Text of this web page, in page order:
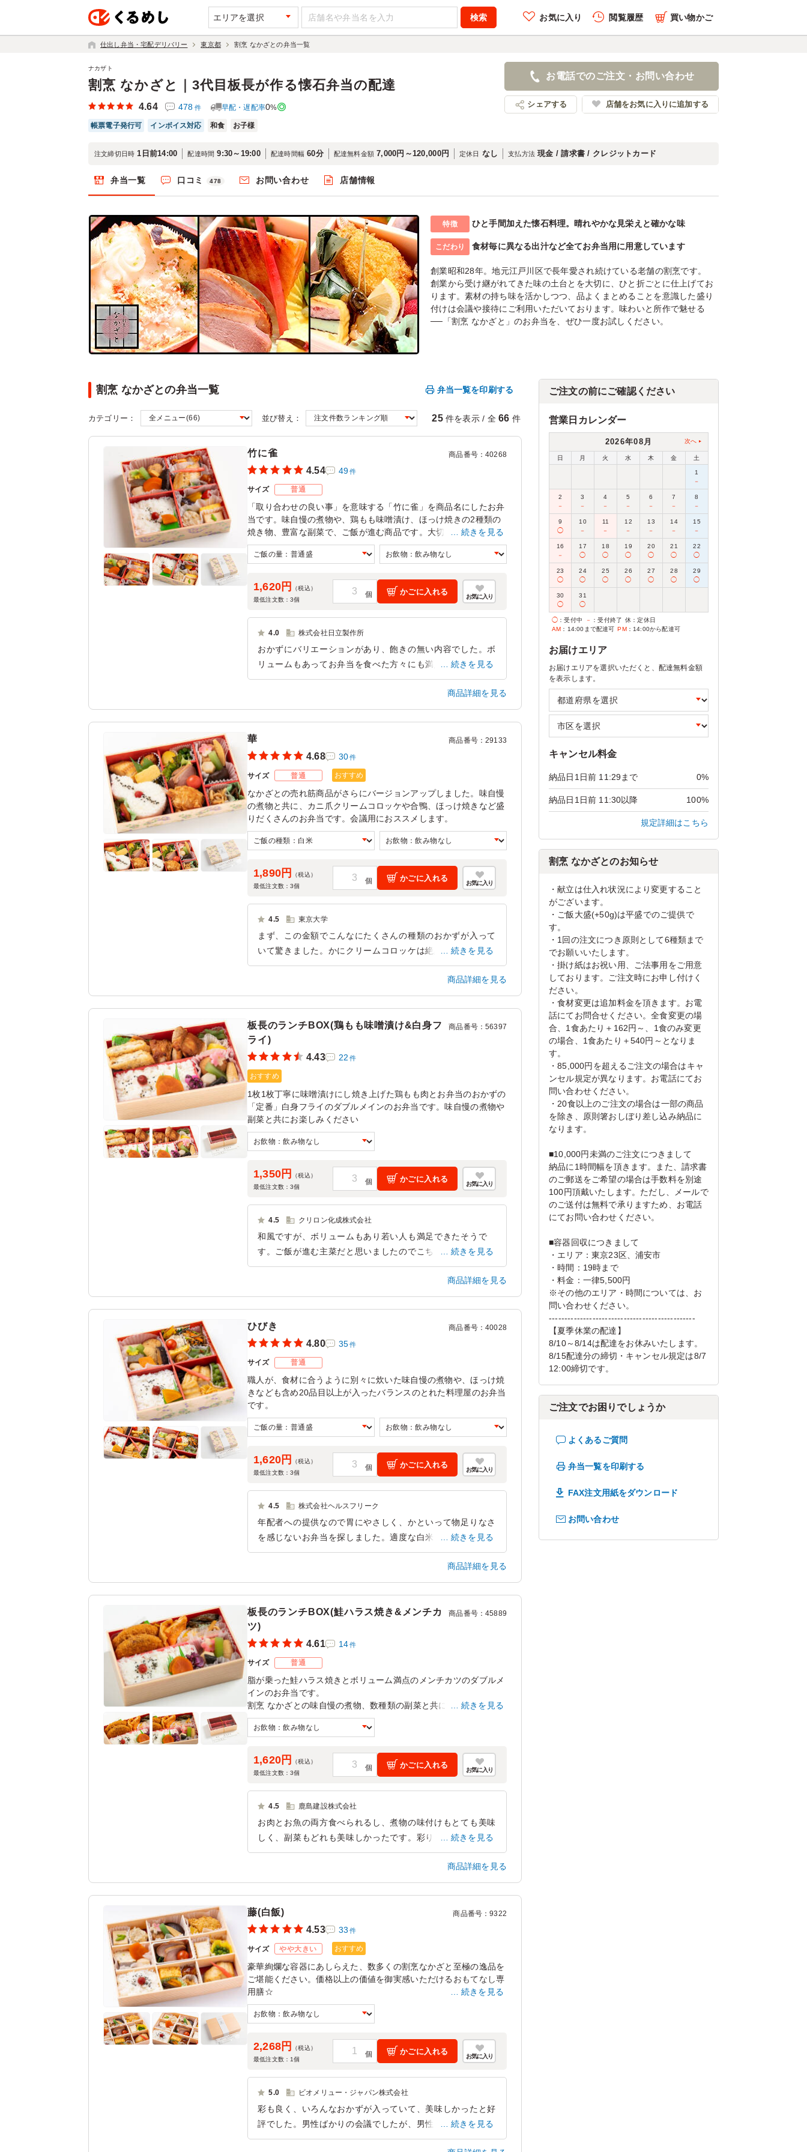
エリアを選択 お気に入り 閲覧履歴 買い物かご
仕出し弁当・宅配デリバリー 東京都 割烹 なかざとの弁当一覧
割烹 なかざと｜3代目板長が作る懐石弁当の配達
ナカザト
4.64 478 件 早配・遅配率0%
帳票電子発行可 インボイス対応 和食 お子様
お電話でのご注文・お問い合わせ
シェアする 店舗をお気に入りに追加する
注文締切日時 1日前14:00 配達時間 9:30～19:00 配達時間幅 60分 配達無料金額 7,000円～120,000円 定休日 なし 支払方法 現金 / 請求書 / クレジットカード
弁当一覧 口コミ 478 お問い合わせ 店舗情報
特徴 ひと手間加えた懐石料理。晴れやかな見栄えと確かな味
こだわり 食材毎に異なる出汁など全てお弁当用に用意しています
創業昭和28年。地元江戸川区で長年愛され続けている老舗の割烹です。
創業から受け継がれてきた味の土台とを大切に、ひと折ごとに仕上げてお
ります。素材の持ち味を活かしつつ、品よくまとめることを意識した盛り
付けは会議や接待にご利用いただいております。味わいと所作で魅せる
──「割烹 なかざと」のお弁当を、ぜひ一度お試しください。
割烹 なかざとの弁当一覧 弁当一覧を印刷する
カテゴリー： 並び替え： 25 件を表示 / 全 66 件
竹に雀 商品番号：40268
4.54 49件
サイズ 普通
「取り合わせの良い事」を意味する「竹に雀」を商品名にしたお弁
当です。味自慢の煮物や、鶏もも味噌漬け、ほっけ焼きの2種類の
焼き物、豊富な副菜で、ご飯が進む商品です。大切な会議や会合に
お勧めします。
続きを見る
1,620円
（税込）
最低注文数：3個
かごに入れる
お気に入り
4.0 株式会社日立製作所
おかずにバリエーションがあり、飽きの無い内容でした。ボ
リュームもあってお弁当を食べた方々にも満足いただいたと
思います。ただ、、、シュウマイ用に添えられていたお醤油
の量が一個のシュウマイに対して多いようにも感じました。
お魚の形をした醤油入れくらいでちょうどよいかも、と昭和
的発想ですが、そう思いました。
東京都品川区南大井2025/02/25
続きを見る
商品詳細を見る
華 商品番号：29133
4.68 30件
サイズ 普通 おすすめ
なかざとの売れ筋商品がさらにバージョンアップしました。味自慢
の煮物と共に、カニ爪クリームコロッケや合鴨、ほっけ焼きなど盛
りだくさんのお弁当です。会議用におススメします。
1,890円
（税込）
最低注文数：3個
かごに入れる
お気に入り
4.5 東京大学
まず、この金額でこんなにたくさんの種類のおかずが入って
いて驚きました。かにクリームコロッケは絶品で、お弁当な
のに衣がサクサクして中身のカニクリームは美味しく、また
合鴨辛子風味はお弁当には珍しいのではないかと思いながら
美味しくいただきました。たまたま役員だけのテーブルで召
し上がっていた方が、これは役員用の特別なお弁当か？と質
問されるくらい豪華でした。ただ、男性には少しご飯の量が
少なかったようです。ひょうたんの形も可愛いのですが、普
通に四角くご飯を盛り付けていただいた方がたくさん入るの
ではないかなと思いました。
東京都文京区本郷2025/09/27
続きを見る
商品詳細を見る
板長のランチBOX(鶏もも味噌漬け&白身フ
ライ)
商品番号：56397
4.43 22 件
おすすめ
1枚1枚丁寧に味噌漬けにし焼き上げた鶏もも肉とお弁当のおかずの
「定番」白身フライのダブルメインのお弁当です。味自慢の煮物や
副菜と共にお楽しみください
1,350円
（税込）
最低注文数：3個
かごに入れる
お気に入り
4.5 クリロン化成株式会社
和風ですが、ボリュームもあり若い人も満足できたそうで
す。ご飯が進む主菜だと思いましたのでこちらを選びまし
た。機会があれば自分が参加する際もお願いしたいと思いま
東京都江東区有明2026/06/25
続きを見る
商品詳細を見る
ひびき 商品番号：40028
4.80 35件
サイズ 普通
職人が、食材に合うように別々に炊いた味自慢の煮物や、ほっけ焼
きなども含め20品目以上が入ったバランスのとれた料理屋のお弁当
です。
1,620円
（税込）
最低注文数：3個
かごに入れる
お気に入り
4.5 株式会社ヘルスフリーク
年配者への提供なので胃にやさしく、かといって物足りなさ
を感じないお弁当を探しました。適度な白米にメインは魚、
肉団子やシュウマイといったボリュームあるものも適量配置
され万人受けする鉄板弁当として困ったときは今後も選択し
ます
続きを見る
商品詳細を見る
板長のランチBOX(鮭ハラス焼き&メンチカ
ツ)
商品番号：45889
4.61 14件
サイズ 普通
脂が乗った鮭ハラス焼きとボリューム満点のメンチカツのダブルメ
インのお弁当です。
割烹 なかざとの味自慢の煮物、数種類の副菜と共にお召し上がり
ください。
は、お電話にてご注文ください。
続きを見る
1,620円
（税込）
最低注文数：3個
かごに入れる
お気に入り
4.5 鹿島建設株式会社
お肉とお魚の両方食べられるし、煮物の味付けもとても美味
しく、副菜もどれも美味しかったです。彩りもよく考えられ
ており、蕗の緑がいいコントラストになっていて、全体の見
た目にに与える影響が大きいです。ハラスも脂が乗っていて
好評でした。
続きを見る
商品詳細を見る
藤(白飯) 商品番号 ：9322
4.53 33 件
サイズ やや大きい おすすめ
豪華絢爛な容器にあしらえた、数多くの割烹なかざと至極の逸品を
ご堪能ください。価格以上の価値を御実感いただけるおもてなし専
用膳☆
※ご飯の大盛はできません。
続きを見る
2,268円
（税込）
最低注文数： 1個
かごに入れる
お気に入り
5.0 ビオメリュー・ジャパン株式会社
彩も良く、いろんなおかずが入っていて、美味しかったと好
評でした。男性ばかりの会議でしたが、男性でも満足するボ
リュームだったようです。海外からの参加者にも美味しかっ
続きを見る
ご注文の前にご確認ください
営業日カレンダー
2026年08月 次へ
日 月 火 水 木 金 土
1
－
2
－
3
－
4
－
5
－
6
－
7
－
8
－
9
◯
10
－
11
－
12
－
13
－
14
－
15
－
16
－
17
◯
18
◯
19
◯
20
◯
21
◯
22
◯
23
◯
24
◯
25
◯
26
◯
27
◯
28
◯
29
◯
30
◯
31
◯
◯ ：受付中 － ：受付終了 休 ：定休日
AM ：14:00まで配達可 PM：14:00から配達可
お届けエリア
お届けエリアを選択いただくと、配達無料金額
を表示します。
キャンセル料金
納品日1日前 11:29まで 0%
納品日1日前 11:30以降 100%
規定詳細はこちら
割烹 なかざとのお知らせ
・献立は仕入れ状況により変更すること
がございます。
・ご飯大盛(+50g)は平盛でのご提供で
す。
・1回の注文につき原則として6種類まで
でお願いいたします。
・掛け紙はお祝い用、ご法事用をご用意
しております。ご注文時にお申し付けく
ださい。
・食材変更は追加料金を頂きます。お電
話にてお問合せください。全食変更の場
合、1食あたり＋162円～、1食のみ変更
の場合、1食あたり＋540円～となりま
す。
・85,000円を超えるご注文の場合はキャ
ンセル規定が異なります。お電話にてお
問い合わせください。
・20食以上のご注文の場合は一部の商品
を除き、原則箸おしぼり差し込み納品に
なります。
■10,000円未満のご注文につきまして
納品に1時間幅を頂きます。また、請求書
のご郵送をご希望の場合は手数料を別途
100円頂戴いたします。ただし、メールで
のご送付は無料で承りますため、お電話
にてお問い合わせください。
■容器回収につきまして
・エリア：東京23区、浦安市
・時間：19時まで
・料金：一律5,500円
※その他のエリア・時間については、お
問い合わせください。
-----------------------------------------------
【夏季休業の配達】
8/10～8/14は配達をお休みいたします。
8/15配達分の締切・キャンセル規定は8/7
12:00締切です。
ご注文でお困りでしょうか
よくあるご質問
弁当一覧を印刷する
FAX注文用紙をダウンロード
お問い合わせ